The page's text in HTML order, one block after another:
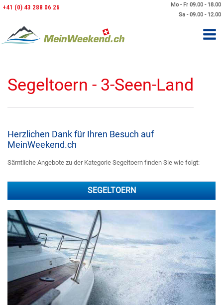
Mo - Fr 09.00 - 18.00
Sa - 09.00 - 12.00
+41 (0) 43 288 06 26
Segeltoern - 3-Seen-Land
Herzlichen Dank für Ihren Besuch auf
MeinWeekend.ch
Sämtliche Angebote zu der Kategorie Segeltoern finden Sie wie folgt:
SEGELTOERN